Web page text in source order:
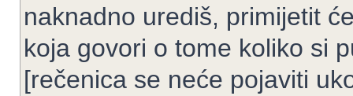
naknadno urediš, primijetit
koja govori o tome koliko si
[rečenica se neće pojaviti